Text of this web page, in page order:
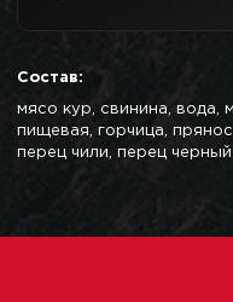
Состав:
мясо кур, свинина, вода,
пищевая, горчица,
перец чили, перец